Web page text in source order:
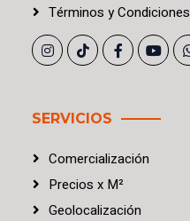
Términos yCondiciones
SERVICIOS
Comercialización
Precios x M²
Geolocalización